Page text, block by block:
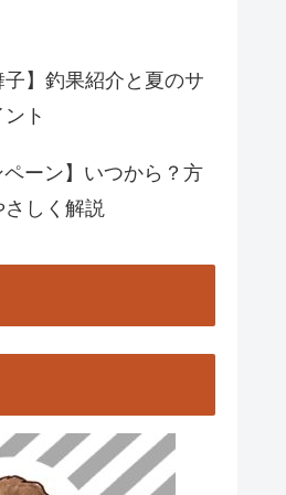
子】釣果紹介と夏のサ
ト
ペーン】いつから？方
しく解説